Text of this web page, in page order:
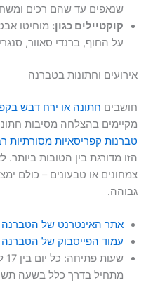
שנאפים עד שהם רכים
קוקטיילים כגון: מוחיטו
על החוף, ברנדי סאוור,
אירועים וחתונות בטברנה
חושבים חתונה או ירח דבש
מקיימים בהצלחה מסיבות חתונה כבר
טברנות קפריסאיות מסורתיות
הזו מדורגת בין הטובות
צמחונים או טבעונים – כולם
גבוהה.
אתר האינטרנט של הטברנה
עמוד הפייסבוק של הטברנה
מתחיל בדרך כלל בשעה